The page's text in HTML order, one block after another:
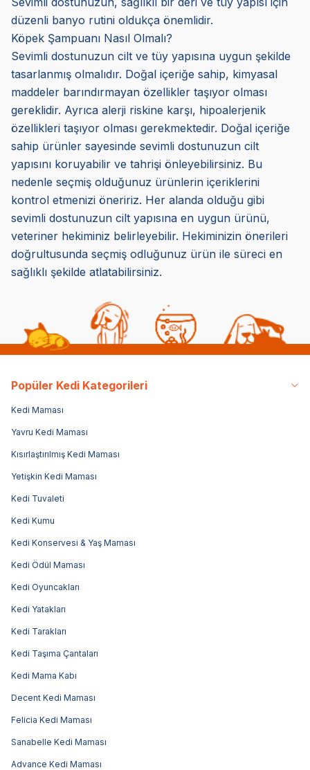
düzenli banyo rutini oldukça önemlidir.
Köpek Şampuanı Nasıl Olmalı?
Sevimli dostunuzun cilt ve tüy yapısına uygun şekilde
tasarlanmış olmalıdır. Doğal içeriğe sahip, kimyasal
maddeler barındırmayan özellikler taşıyor olması
gereklidir. Ayrıca alerji riskine karşı, hipoalerjenik
özellikleri taşıyor olması gerekmektedir. Doğal içeriğe
sahip ürünler sayesinde sevimli dostunuzun cilt
yapısını koruyabilir ve tahrişi önleyebilirsiniz. Bu
nedenle seçmiş olduğunuz ürünlerin içeriklerini
kontrol etmenizi öneririz. Her alanda olduğu gibi
sevimli dostunuzun cilt yapısına en uygun ürünü,
veteriner hekiminiz belirleyebilir. Hekiminizin önerileri
doğrultusunda seçmiş odluğunuz ürün ile süreci en
sağlıklı şekilde atlatabilirsiniz.
Popüler Kedi Kategorileri
Kedi Maması
Yavru Kedi Maması
Kısırlaştırılmış Kedi Maması
Yetişkin Kedi Maması
Kedi Tuvaleti
Kedi Kumu
Kedi Konservesi & Yaş Maması
Kedi Ödül Maması
Kedi Oyuncakları
Kedi Yatakları
Kedi Tarakları
Kedi Taşıma Çantaları
Kedi Mama Kabı
Decent Kedi Maması
Felicia Kedi Maması
Sanabelle Kedi Maması
Advance Kedi Maması